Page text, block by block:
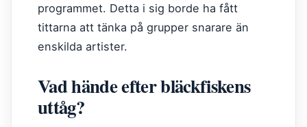
programmet. Detta i sig borde ha fått
tittarna att tänka på grupper snarare än
enskilda artister.
Vad hände efter bläckfiskens
uttåg?